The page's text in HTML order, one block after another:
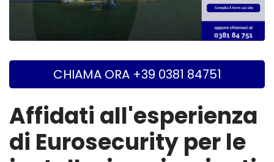
CHIAMA ORA +39 0381 84751
Affidati all'esperienza
di Eurosecurity per le